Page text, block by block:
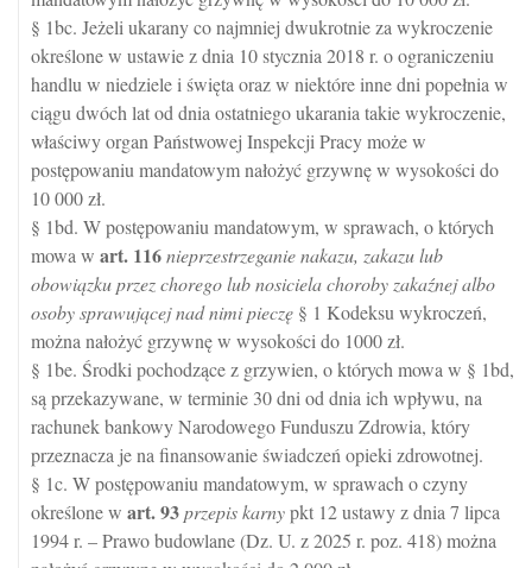
§ 1bc. Jeżeli ukarany co najmniej dwukrotnie za wykroczenie
określone w ustawie z dnia 10 stycznia 2018 r. o ograniczeniu
handlu w niedziele i święta oraz w niektóre inne dni popełnia w
ciągu dwóch lat od dnia ostatniego ukarania takie wykroczenie,
właściwy organ Państwowej Inspekcji Pracy może w
postępowaniu mandatowym nałożyć grzywnę w wysokości do
10 000 zł.
§ 1bd. W postępowaniu mandatowym, w sprawach, o których
mowa w art. 116nieprzestrzeganie nakazu, zakazu lub
obowiązku przez chorego lub nosiciela choroby zakaźnej albo
osoby sprawującej nad nimi pieczę § 1 Kodeksu wykroczeń,
można nałożyć grzywnę w wysokości do 1000 zł.
§ 1be. Środki pochodzące z grzywien, o których mowa w § 1bd,
są przekazywane, w terminie 30 dni od dnia ich wpływu, na
rachunek bankowy Narodowego Funduszu Zdrowia, który
przeznacza je na finansowanie świadczeń opieki zdrowotnej.
§ 1c. W postępowaniu mandatowym, w sprawach o czyny
określone w art.93przepis karnypkt 12 ustawy z dnia 7 lipca
1994 r. – Prawo budowlane (Dz. U. z 2025 r. poz. 418) można